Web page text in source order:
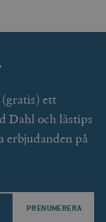
ett
Dahl och lästips
erbjudanden på